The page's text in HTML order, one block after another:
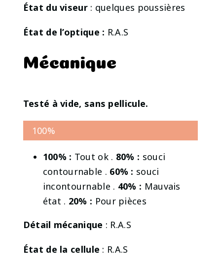
État du viseur: quelques poussières
État de l’optique : R.A.S
Mécanique
Testé à vide, sans pellicule.
100%
100% : Tout ok . 80% : souci
contournable . 60% : souci
incontournable . 40% : Mauvais
état . 20% : Pour pièces
Détail mécanique : R.A.S
État de la cellule : R.A.S